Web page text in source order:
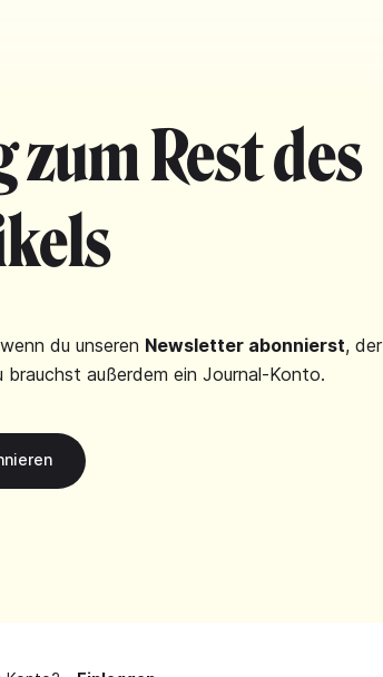
Rest des
du unseren Newsletter abonnierst, der
außerdem ein Journal-Konto.